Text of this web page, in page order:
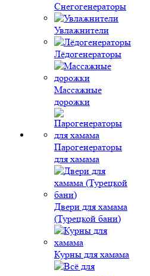
Снегогенераторы
Увлажнители
Лёдогенераторы
Массажные
дорожки
Парогенераторы
для хамама
Двери для хамама
(Турецкой бани)
Курны для хамама